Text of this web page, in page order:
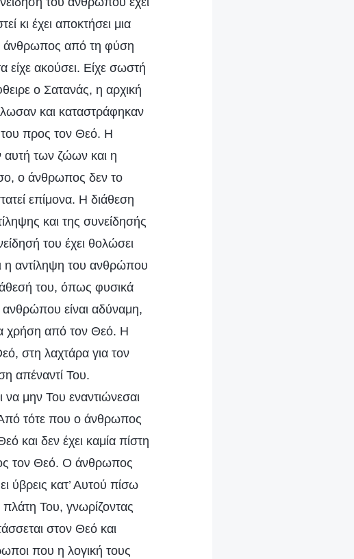
κι έχει αποκτήσει μια
ο άνθρωπος από τη φύση
ακούσει. Είχε σωστή
ο Σατανάς, η αρχική
και καταστράφηκαν
προς τον Θεό. Η
αυτή των ζώων και η
ο άνθρωπος δεν το
επίμονα. Η διάθεση
και της συνείδησής
του έχει θολώσει
η αντίληψη του ανθρώπου
του, όπως φυσικά
ανθρώπου είναι αδύναμη,
χρήση από τον Θεό. Η
στη λαχτάρα για τον
απέναντί Του.
να μην Του εναντιώνεσαι
Από τότε που ο άνθρωπος
και δεν έχει καμία πίστη
τον Θεό. Ο άνθρωπος
ύβρεις κατ’ Αυτού πίσω
Του, γνωρίζοντας
στον Θεό και
που η λογική τους